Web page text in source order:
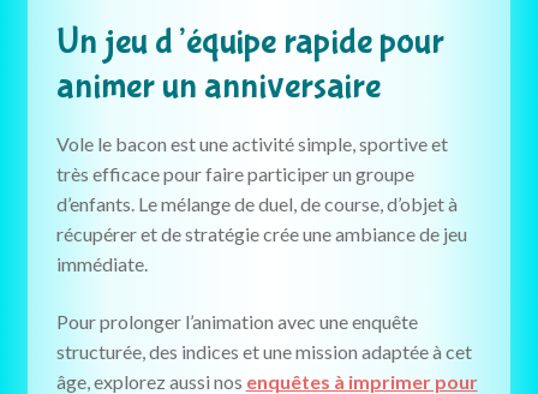
Un jeu d’équipe rapide pour
animer un anniversaire
Vole le bacon est une activité simple, sportive et
très efficace pour faire participer un groupe
d’enfants. Le mélange de duel, de course, d’objet à
récupérer et de stratégie crée une ambiance de jeu
immédiate.
Pour prolonger l’animation avec une enquête
structurée, des indices et une mission adaptée à cet
âge, explorez aussi nos enquêtes à imprimer pour